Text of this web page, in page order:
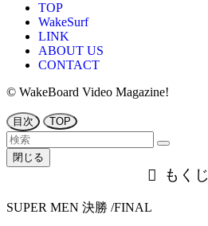
TOP
WakeSurf
LINK
ABOUT US
CONTACT
© WakeBoard Video Magazine!
目次 TOP
閉じる
もくじ
SUPER MEN 決勝 /FINAL